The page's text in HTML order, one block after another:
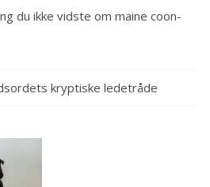
du ikke vidste om maine coon-
kryptiske ledetråde